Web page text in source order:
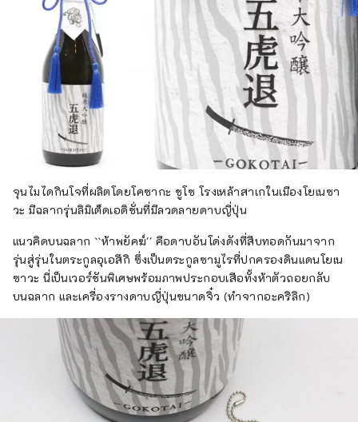
จุนไมไดกินโจที่ผลิตโดยโคซากะ ชูโซ โรงเหล้าสาเกในเมืองโยเนซา
วะ มีฉลากรุ่นลิมิเต็ดเอดิชั่นที่มีลวดลายดาบญี่ปุ่น
แนวคิดบนฉลาก ``ห้าพยัคฆ์'' คือดาบอันโด่งดังที่สืบทอดกันมาจาก
รุ่นสู่รุ่นในตระกูลอุเอสึกิ ซึ่งเป็นตระกูลซามูไรที่ปกครองดินแดนโยเน
ซาวะ นี่เป็นเวอร์ชันพิเศษพร้อมภาพประกอบเสือทั้งห้าตัวถอยกลับ
บนฉลาก และเครื่องรางดาบญี่ปุ่นขนาดจิ๋ว (ทำจากอะคริลิก)